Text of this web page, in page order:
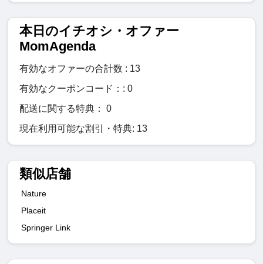
本日のイチオシ・オファー
MomAgenda
有効なオファーの合計数 : 13
有効なクーポンコード：: 0
配送に関する特典： 0
現在利用可能な割引・特典: 13
類似店舗
Nature
Placeit
Springer Link